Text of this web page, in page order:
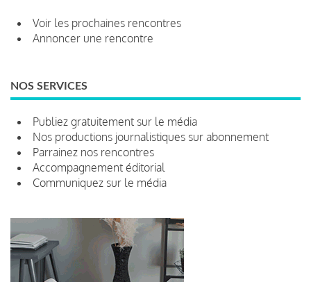
Voir les prochaines rencontres
Annoncer une rencontre
NOS SERVICES
Publiez gratuitement sur le média
Nos productions journalistiques sur abonnement
Parrainez nos rencontres
Accompagnement éditorial
Communiquez sur le média